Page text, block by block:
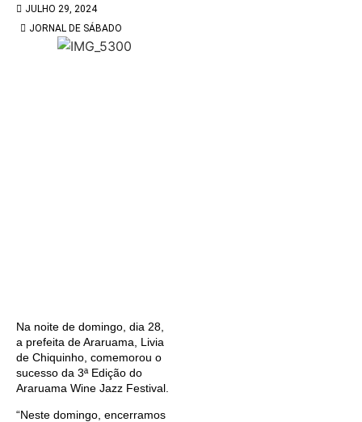
JULHO 29, 2024
JORNAL DE SÁBADO
Na noite de domingo, dia 28,
a prefeita de Araruama, Livia
de Chiquinho, comemorou o
sucesso da 3ª Edição do
Araruama Wine Jazz Festival.
“Neste domingo, encerramos